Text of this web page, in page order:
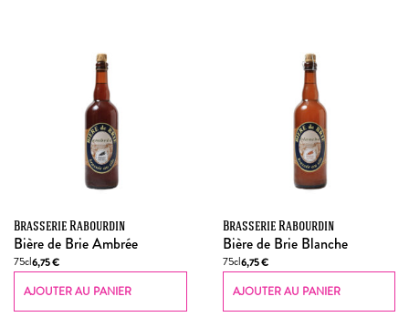
Brasserie Rabourdin
Bière de Brie Ambrée
75cl6,75€
AJOUTER AU PANIER
Brasserie Rabourdin
Bière de Brie Blanche
75cl6,75€
AJOUTER AU PANIER